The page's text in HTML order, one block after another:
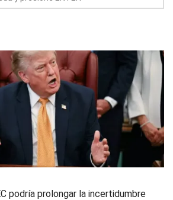
podría prolongar la incertidumbre